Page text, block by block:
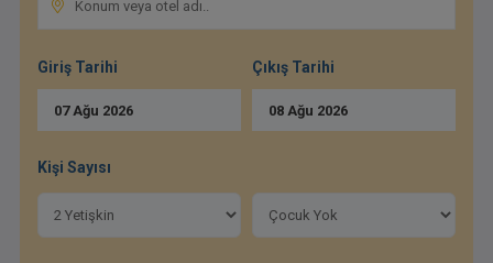
Giriş Tarihi
07Ağu 2026
Çıkış Tarihi
08 Ağu 2026
Kişi Sayısı